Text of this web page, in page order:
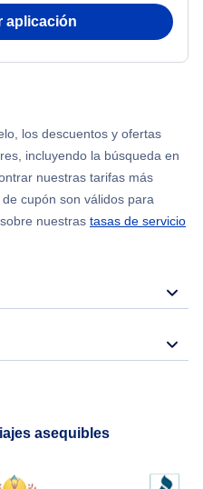
aplicación
los descuentos y ofertas
incluyendo la búsqueda en
nuestras tarifas más
cupón son válidos para
nuestras tasas de servicio
asequibles